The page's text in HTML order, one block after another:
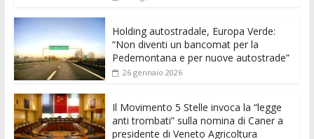
k
Holding autostradale, Europa Verde:
“Non diventi un bancomat per la
Pedemontana e per nuove autostrade”
26 gennaio 2026
Il Movimento 5 Stelle invoca la “legge
anti trombati” sulla nomina di Caner a
presidente di Veneto Agricoltura